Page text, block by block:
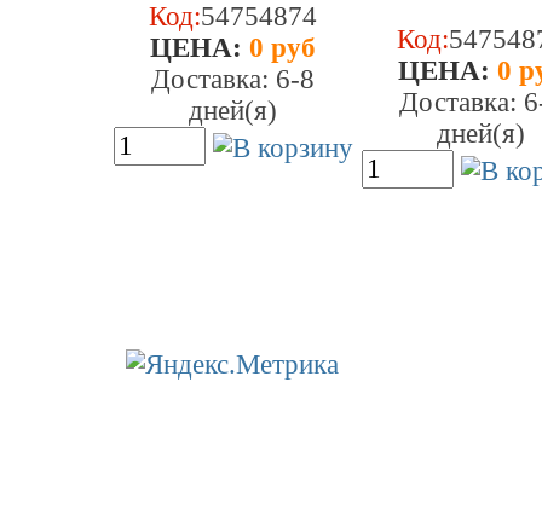
Код:54754874
ЦEHA: 0 руб
Доставка: 6-8
дней(я)
Код:
ЦEHA: 0
Доставка:
дней(я)